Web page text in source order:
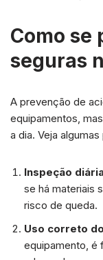
Como se
seguras
A prevenção de
equipamentos,
a dia. Veja
Inspeção
se há materiais
risco de queda.
Uso correto
equipamento, é